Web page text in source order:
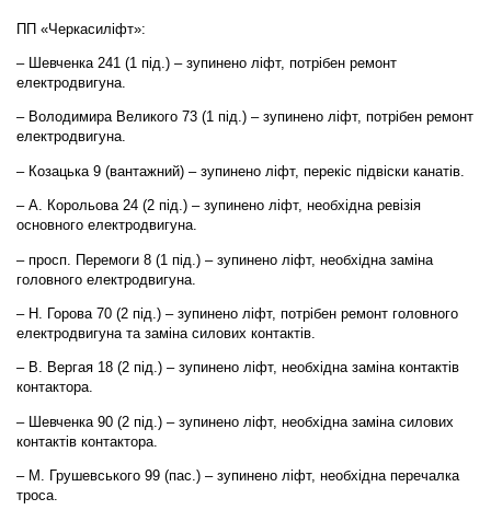
ПП «Черкасиліфт»:
– Шевченка 241 (1 під.) – зупинено ліфт, потрібен ремонт
електродвигуна.
– Володимира Великого 73 (1 під.) – зупинено ліфт, потрібен ремонт
електродвигуна.
– Козацька 9 (вантажний) – зупинено ліфт, перекіс підвіски канатів.
– А. Корольова 24 (2 під.) – зупинено ліфт, необхідна ревізія
основного електродвигуна.
– просп. Перемоги 8 (1 під.) – зупинено ліфт, необхідна заміна
головного електродвигуна.
– Н. Горова 70 (2 під.) – зупинено ліфт, потрібен ремонт головного
електродвигуна та заміна силових контактів.
– В. Вергая 18 (2 під.) – зупинено ліфт, необхідна заміна контактів
контактора.
– Шевченка 90 (2 під.) – зупинено ліфт, необхідна заміна силових
контактів контактора.
– М. Грушевського 99 (пас.) – зупинено ліфт, необхідна перечалка
троса.